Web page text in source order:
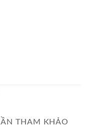
THAM KHẢO